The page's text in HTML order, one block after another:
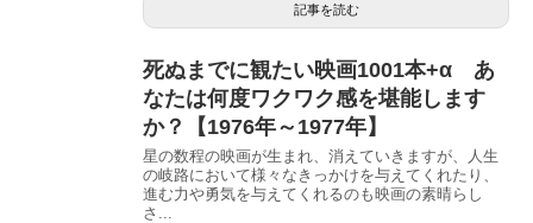
記事を読む
死ぬまでに観たい映画1001本+α あ
なたは何度ワクワク感を堪能します
か？【1976年～1977年】
星の数程の映画が生まれ、消えていきますが、人生
の岐路において様々なきっかけを与えてくれたり、
進む力や勇気を与えてくれるのも映画の素晴らし
さ...